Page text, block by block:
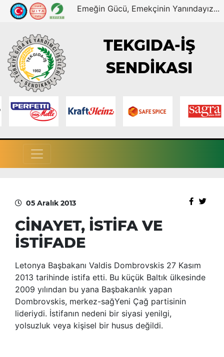
Emeğin Gücü, Emekçinin Yanındayız...
TEKGIDA-İŞ
SENDİKASI
05 Aralık 2013
CİNAYET, İSTİFA VE
İSTİFADE
Letonya Başbakanı Valdis Dombrovskis 27 Kasım
2013 tarihinde istifa etti. Bu küçük Baltık ülkesinde
2009 yılından bu yana Başbakanlık yapan
Dombrovskis, merkez-sağYeni Çağ partisinin
lideriydi. İstifanın nedeni bir siyasi yenilgi,
yolsuzluk veya kişisel bir husus değildi.